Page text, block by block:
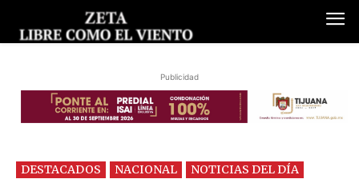
Publicidad
DESTACADOS NACIONAL NOTICIAS DEL DÍA